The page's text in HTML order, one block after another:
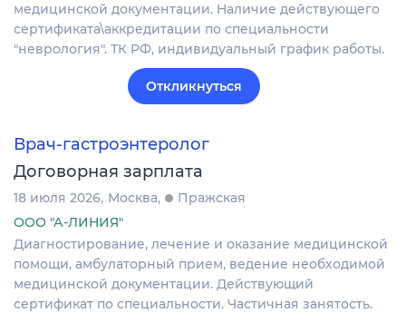
медицинской документации. Наличие действующего
сертификата\аккредитации по специальности
"неврология". ТК РФ, индивидуальный график работы.
Откликнуться
Врач-гастроэнтеролог
Договорная зарплата
18 июля 2026 Москва
Пражская
ООО "А-ЛИНИЯ"
Диагностирование, лечение и оказание медицинской
помощи, амбулаторный прием, ведение необходимой
медицинской документации. Действующий
сертификат по специальности. Частичная занятость.